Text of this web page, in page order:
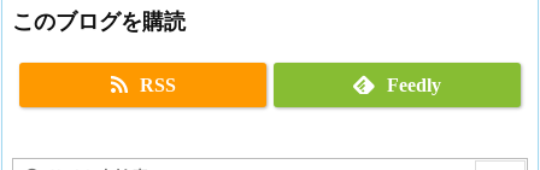
このブログを購読
RSS Feedly